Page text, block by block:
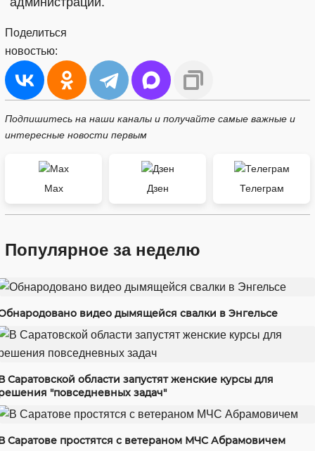
Поделиться
новостью:
Подпишитесь на наши каналы и получайте самые важные и
интересные новости первым
Max Дзен Телеграм
Популярное за неделю
видео дымящейся свалки в Энгельсе
Саратовской области запустят женские курсы для
"повседневных задач"
Саратове простятся с ветераном МЧС Абрамовичем